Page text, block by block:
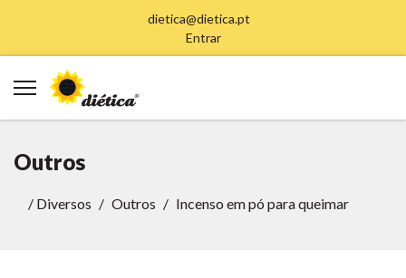
dietica@dietica.pt
Entrar
Outros
/ Diversos Outros Incenso em pó para queimar